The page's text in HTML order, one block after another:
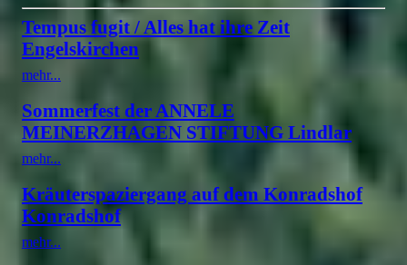
Tempus fugit / Alles hat ihre Zeit
Engelskirchen
mehr...
Sommerfest der ANNELE
MEINERZHAGEN STIFTUNG Lindlar
mehr...
Kräuterspaziergang auf dem Konradshof
Konradshof
mehr...